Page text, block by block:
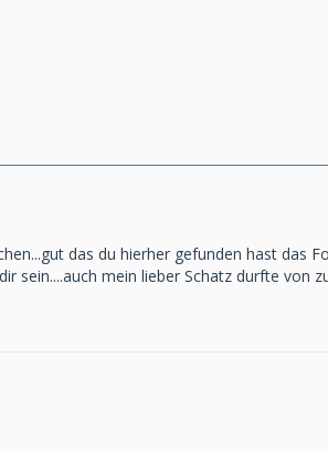
das du hierher gefunden hast das
sein....auch mein lieber Schatz durfte von